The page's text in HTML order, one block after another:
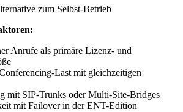
zum Selbst-Betrieb
Anrufe als primäre Lizenz- und
Last mit gleichzeitigen
mit SIP-Trunks oder Multi-Site-Bridges
mit Failover in der ENT-Edition